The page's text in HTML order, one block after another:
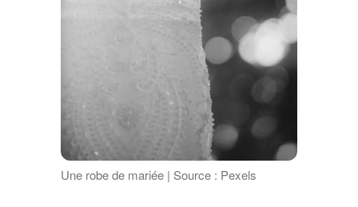
Une robe de mariée | Source : Pexels